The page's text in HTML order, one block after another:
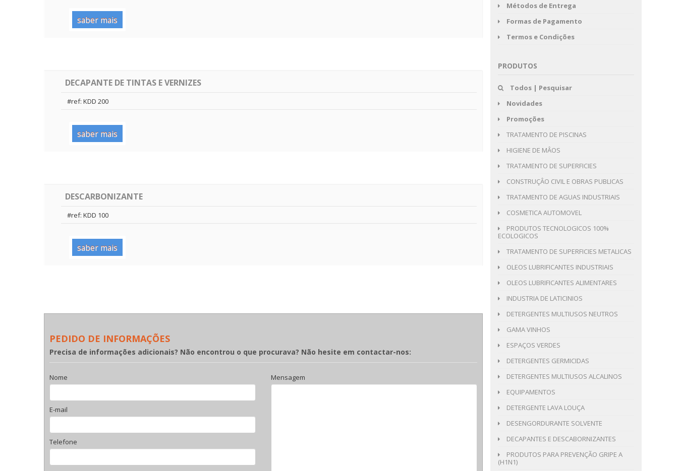
saber mais
DECAPANTE DE TINTAS E VERNIZES
#ref: KDD 200
saber mais
DESCARBONIZANTE
#ref: KDD 100
saber mais
PEDIDO DE INFORMAÇÕES
Precisa de informações adicionais? Não encontrou o que procurava? Não hesite em contactar-nos:
Nome
E-mail
Telefone
Mensagem
Métodos de Entrega
Formas de Pagamento
Termos e Condições
PRODUTOS
Todos | Pesquisar
Novidades
Promoções
TRATAMENTO DE PISCINAS
HIGIENE DE MÂOS
TRATAMENTO DE SUPERFICIES
CONSTRUÇÂO CIVIL E OBRAS PUBLICAS
TRATAMENTO DE AGUAS INDUSTRIAIS
COSMETICA AUTOMOVEL
PRODUTOS TECNOLOGICOS 100%
ECOLOGICOS
TRATAMENTO DE SUPERFICIES METALICAS
OLEOS LUBRIFICANTES INDUSTRIAIS
OLEOS LUBRIFICANTES ALIMENTARES
INDUSTRIA DE LATICINIOS
DETERGENTES MULTIUSOS NEUTROS
GAMA VINHOS
ESPAÇOS VERDES
DETERGENTES GERMICIDAS
DETERGENTES MULTIUSOS ALCALINOS
EQUIPAMENTOS
DETERGENTE LAVA LOUÇA
DESENGORDURANTE SOLVENTE
DECAPANTES E DESCABORNIZANTES
PRODUTOS PARA PREVENÇÃO GRIPE A
(H1N1)